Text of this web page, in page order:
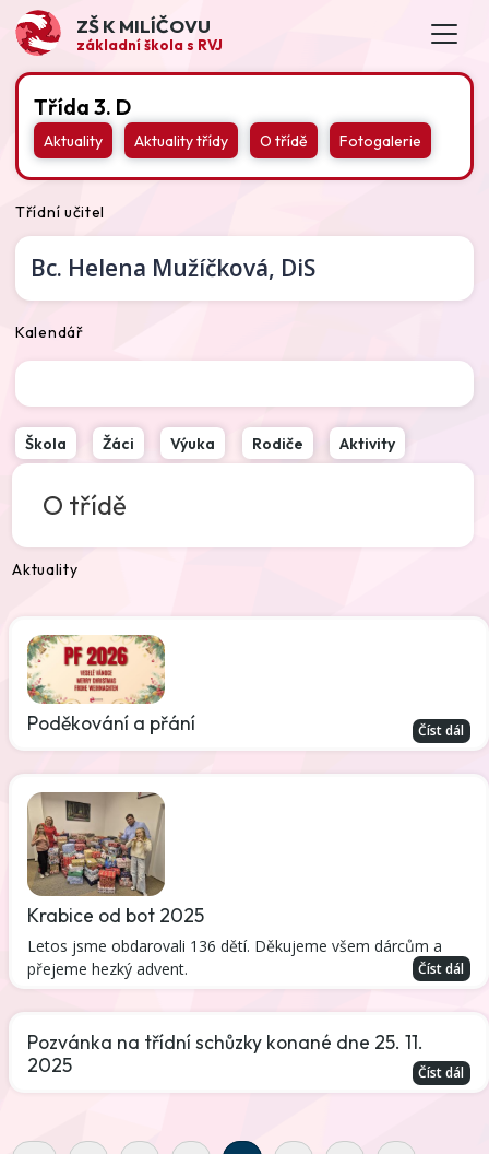
ZŠ K MILÍČOVU
základní škola s RVJ
Třída 3. D
Aktuality Aktuality třídy O třídě Fotogalerie
Třídní učitel
Bc. Helena Mužíčková, DiS
Kalendář
Škola Žáci Výuka Rodiče Aktivity
O třídě
Aktuality
Poděkování a přání Číst dál
Krabice od bot 2025
Letos jsme obdarovali 136 dětí. Děkujeme všem dárcům a
přejeme hezký advent.
Číst dál
Pozvánka na třídní schůzky konané dne 25. 11.
2025
Číst dál